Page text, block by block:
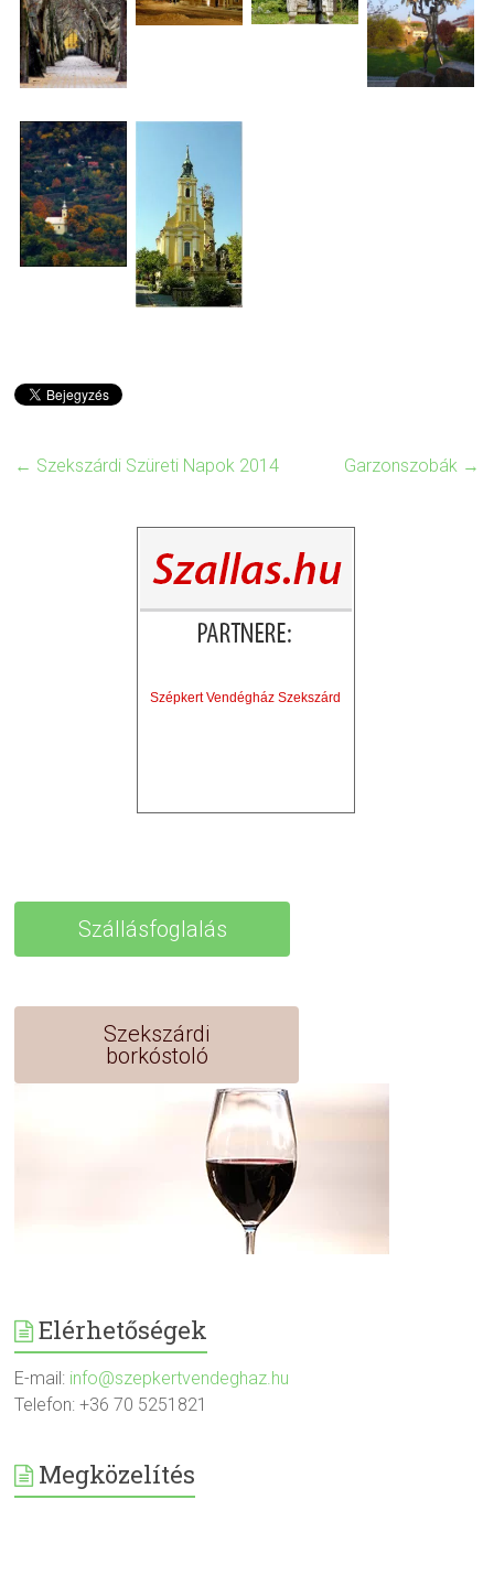
← Szekszárdi Szüreti Napok 2014 Garzonszobák →
Szépkert Vendégház Szekszárd
Szállásfoglalás
Szekszárdi
borkóstoló
Elérhetőségek
E-mail: info@szepkertvendeghaz.hu
Telefon: +36 70 5251821
Megközelítés